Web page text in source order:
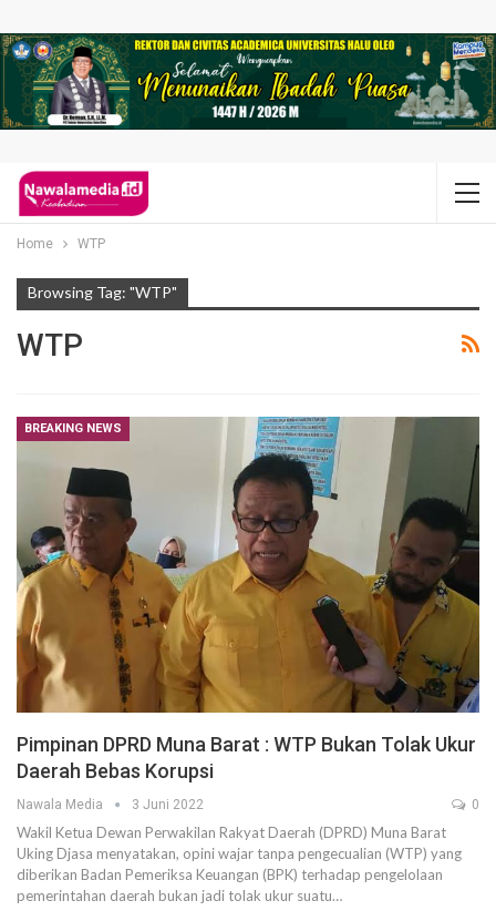
Home WTP
Browsing Tag: "WTP"
WTP
BREAKING NEWS
Pimpinan DPRD Muna Barat : WTP Bukan Tolak Ukur
Daerah Bebas Korupsi
Nawala Media 3 Juni 2022 0
Wakil Ketua Dewan Perwakilan Rakyat Daerah (DPRD) Muna Barat
Uking Djasa menyatakan, opini wajar tanpa pengecualian (WTP) yang
diberikan Badan Pemeriksa Keuangan (BPK) terhadap pengelolaan
pemerintahan daerah bukan jadi tolak ukur suatu…